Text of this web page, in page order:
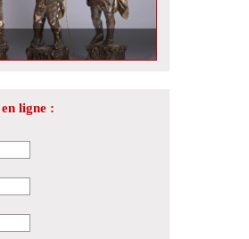
au putti dans notre prochaine
ligne :